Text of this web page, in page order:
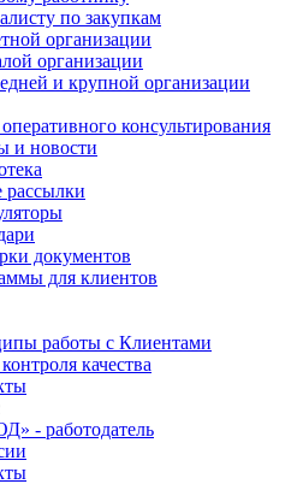
по закупкам
организации
организации
и крупной организации
консультирования
и новости
документов
для клиентов
работы с Клиентами
качества
- работодатель